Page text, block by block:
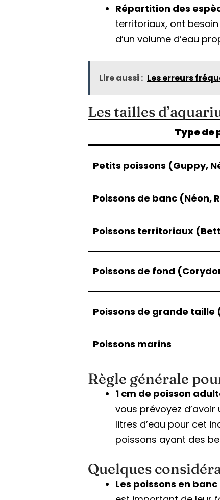
Répartition des
territoriaux, ont
d’un volume d’eau
Lire aussi : Les erreurs
Les tailles
Type de
Petits poissons (Guppy,
Poissons de banc (Néon,
Poissons territoriaux
Poissons de fond
Poissons de grande taille
Poissons marins
Règle générale
1 cm de poisson
vous prévoyez d’avoir
litres d’eau pour cet
poissons ayant des
Quelques
Les poissons en banc